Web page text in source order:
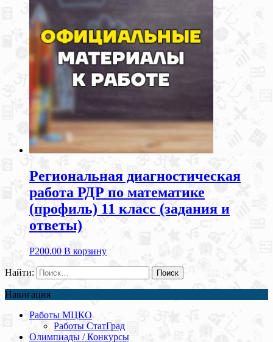
Региональная диагностическая
работа РДР по математике
(профиль) 11 класс (задания и
ответы)
Р200.00 В корзину
Найти:
Навигация
Работы МЦКО
Работы СтатГрад
Олимпиады / Конкурсы